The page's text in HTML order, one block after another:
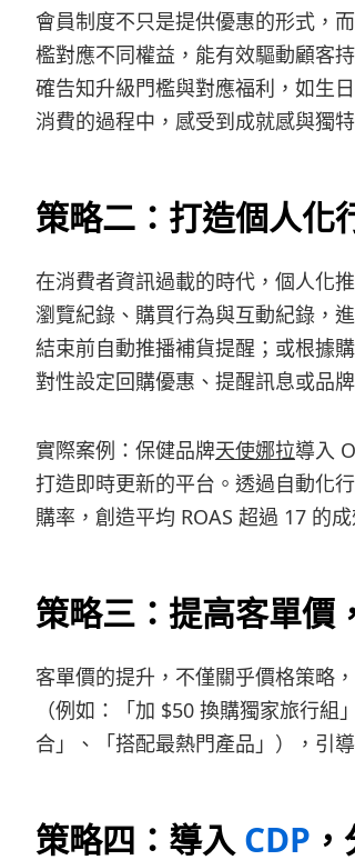
會員制度不只是提供優惠的形式，
檻對應不同權益，能有效驅動顧客
確告知升級門檻與對應福利，如生
消費的過程中，感受到成就感與獨特
策略二：打造個人化
在消費者資訊過載的時代，個人化
瀏覽紀錄、購買行為與互動紀錄，
結束前自動推播補貨提醒；或根據
對性設定回購優惠、提醒訊息或品
實際案例：保健品牌天使娜拉導入
打造即時更新的平台。透過自動化
購率，創造平均 ROAS 超過 17 的成
策略三：提高客單價
客單價的提升，不僅關乎價格策略
（例如：「加 $50 換購獨家旅行
合」、「搭配最熱門產品」），引
策略四：導入 CDP